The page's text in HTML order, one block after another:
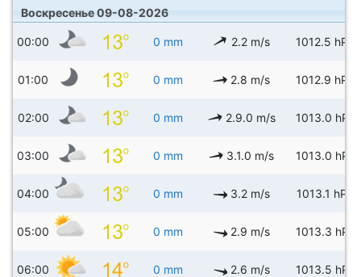
Воскресенье 09-08-2026
00:00 0 mm 2.2 m/s 1012.5 hPa
01:00 0 mm 2.8 m/s 1012.9 hPa
02:00 0 mm 2.9.0 m/s 1013.0 hPa
03:00 0 mm 3.1.0 m/s 1013.0 hPa
04:00 0 mm 3.2 m/s 1013.1 hPa
05:00 0 mm 2.9 m/s 1013.3 hPa
06:00 0 mm 2.6 m/s 1013.5 hPa